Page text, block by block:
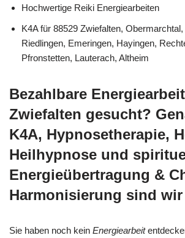
Hochwertige Reiki Energiearbeiten
K4A für 88529 Zwiefalten, Obermarchtal,
Riedlingen, Emeringen, Hayingen,
Pfronstetten, Lauterach, Altheim
Bezahlbare
Zwiefalten gesucht?
K4A, Hypnosetherapie,
Heilhypnose und
Energieübertragung &
Harmonisierung sind
Sie haben noch kein Energiearbeit